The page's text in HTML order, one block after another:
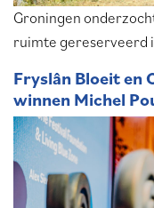
Groningen
ruimte gereserveerd
Fryslân Bloeit en
winnen Michel